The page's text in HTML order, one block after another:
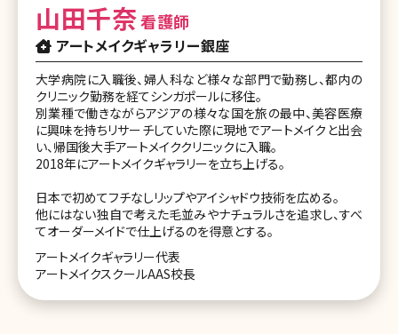
山田千奈看護師
アートメイクギャラリー銀座
大学病院に入職後、婦人科など様々な部門で勤務し、都内の
クリニック勤務を経てシンガポールに移住。
別業種で働きながらアジアの様々な国を旅の最中、美容医療
に興味を持ちリサーチしていた際に現地でアートメイクと出会
い、帰国後大手アートメイククリニックに入職。
2018年にアートメイクギャラリーを立ち上げる。
日本で初めてフチなしリップやアイシャドウ技術を広める。
他にはない独自で考えた毛並みやナチュラルさを追求し、すべ
てオーダーメイドで仕上げるのを得意とする。
アートメイクギャラリー代表
アートメイクスクールAAS校長